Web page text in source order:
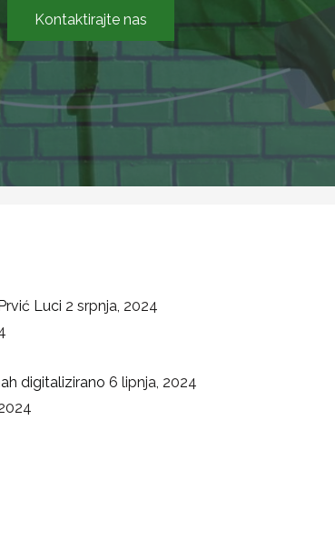
Kontaktirajte nas
Luci 2 srpnja, 2024
digitalizirano 6 lipnja, 2024